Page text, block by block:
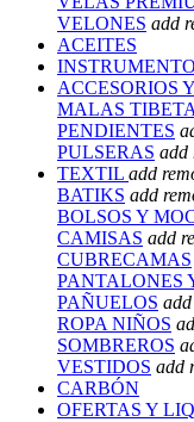
VELONES add
ACEITES
ACCESORIOS
MALAS
PENDIENTES
PULSERAS add
TEXTIL add
BATIKS add
BOLSOS Y
CAMISAS add
CUBRECAMAS
PANTALONES
PAÑUELOS add
ROPA NIÑOS
SOMBREROS
VESTIDOS add
CARBÓN
OFERTAS Y